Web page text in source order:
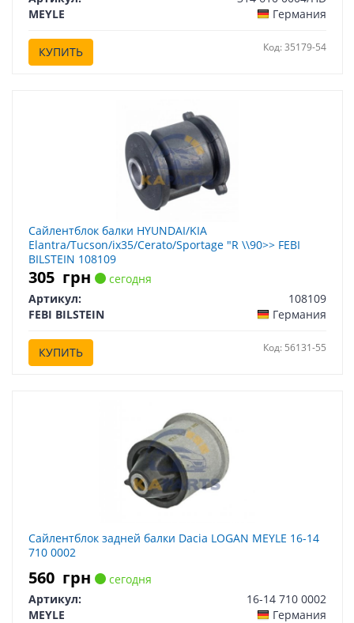
MEYLE
Германия
КУПИТЬ Код: 35179-54
Сайлентблок балки HYUNDAI/KIA
Elantra/Tucson/ix35/Cerato/Sportage "R \\90>> FEBI
BILSTEIN 108109
305 грн
сегодня
Артикул:
108109
FEBI BILSTEIN
Германия
КУПИТЬ Код: 56131-55
Сайлентблок задней балки Dacia LOGAN MEYLE 16-14
710 0002
560 грн
сегодня
Артикул:
16-14 710 0002
MEYLE
Германия